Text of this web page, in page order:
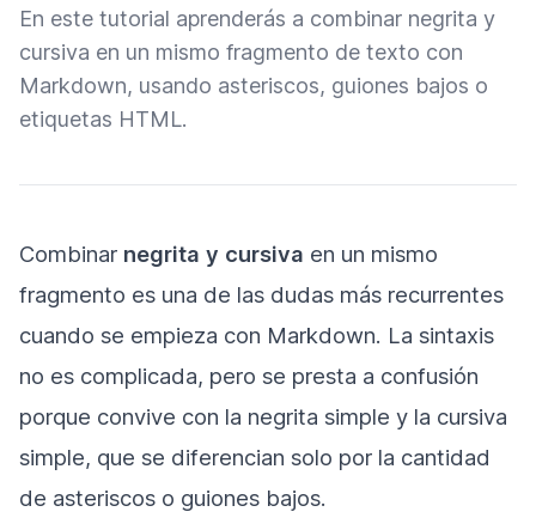
En este tutorial aprenderás a combinar negrita y
cursiva en un mismo fragmento de texto con
Markdown, usando asteriscos, guiones bajos o
etiquetas HTML.
Combinar negrita y cursiva en un mismo
fragmento es una de las dudas más recurrentes
cuando se empieza con Markdown. La sintaxis
no es complicada, pero se presta a confusión
porque convive con la negrita simple y la cursiva
simple, que se diferencian solo por la cantidad
de asteriscos o guiones bajos.